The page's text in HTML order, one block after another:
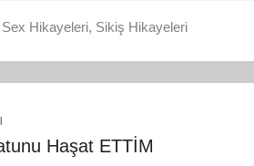
Sex Hikayeleri, Sikiş Hikayeleri
Haşat ETTİM